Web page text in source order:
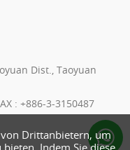
Drittanbietern, um
Indem Sie diese
Dist., Taoyuan
: +886-3-3150487